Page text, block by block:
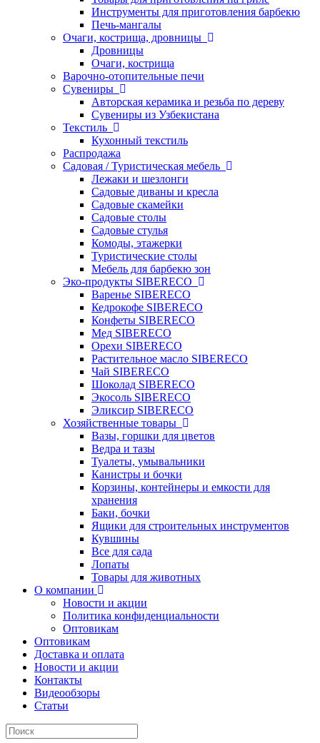
Инструменты для приготовления барбекю
Печь-мангалы
Очаги, кострища, дровницы
Дровницы
Очаги, кострища
Варочно-отопительные печи
Сувениры
Авторская керамика и резьба по дереву
Сувениры из Узбекистана
Текстиль
Кухонный текстиль
Распродажа
Садовая / Туристическая мебель
Лежаки и шезлонги
Садовые диваны и кресла
Садовые скамейки
Садовые столы
Садовые стулья
Комоды, этажерки
Туристические столы
Мебель для барбекю зон
Эко-продукты SIBERECO
Варенье SIBERECO
Кедрокофе SIBERECO
Конфеты SIBERECO
Мед SIBERECO
Орехи SIBERECO
Растительное масло SIBERECO
Чай SIBERECO
Шоколад SIBERECO
Экосоль SIBERECO
Эликсир SIBERECO
Хозяйственные товары
Вазы, горшки для цветов
Ведра и тазы
Туалеты, умывальники
Канистры и бочки
Корзины, контейнеры и емкости для
хранения
Баки, бочки
Ящики для строительных инструментов
Кувшины
Все для сада
Лопаты
Товары для животных
О компании
Новости и акции
Политика конфиденциальности
Оптовикам
Оптовикам
Доставка и оплата
Новости и акции
Контакты
Видеообзоры
Статьи